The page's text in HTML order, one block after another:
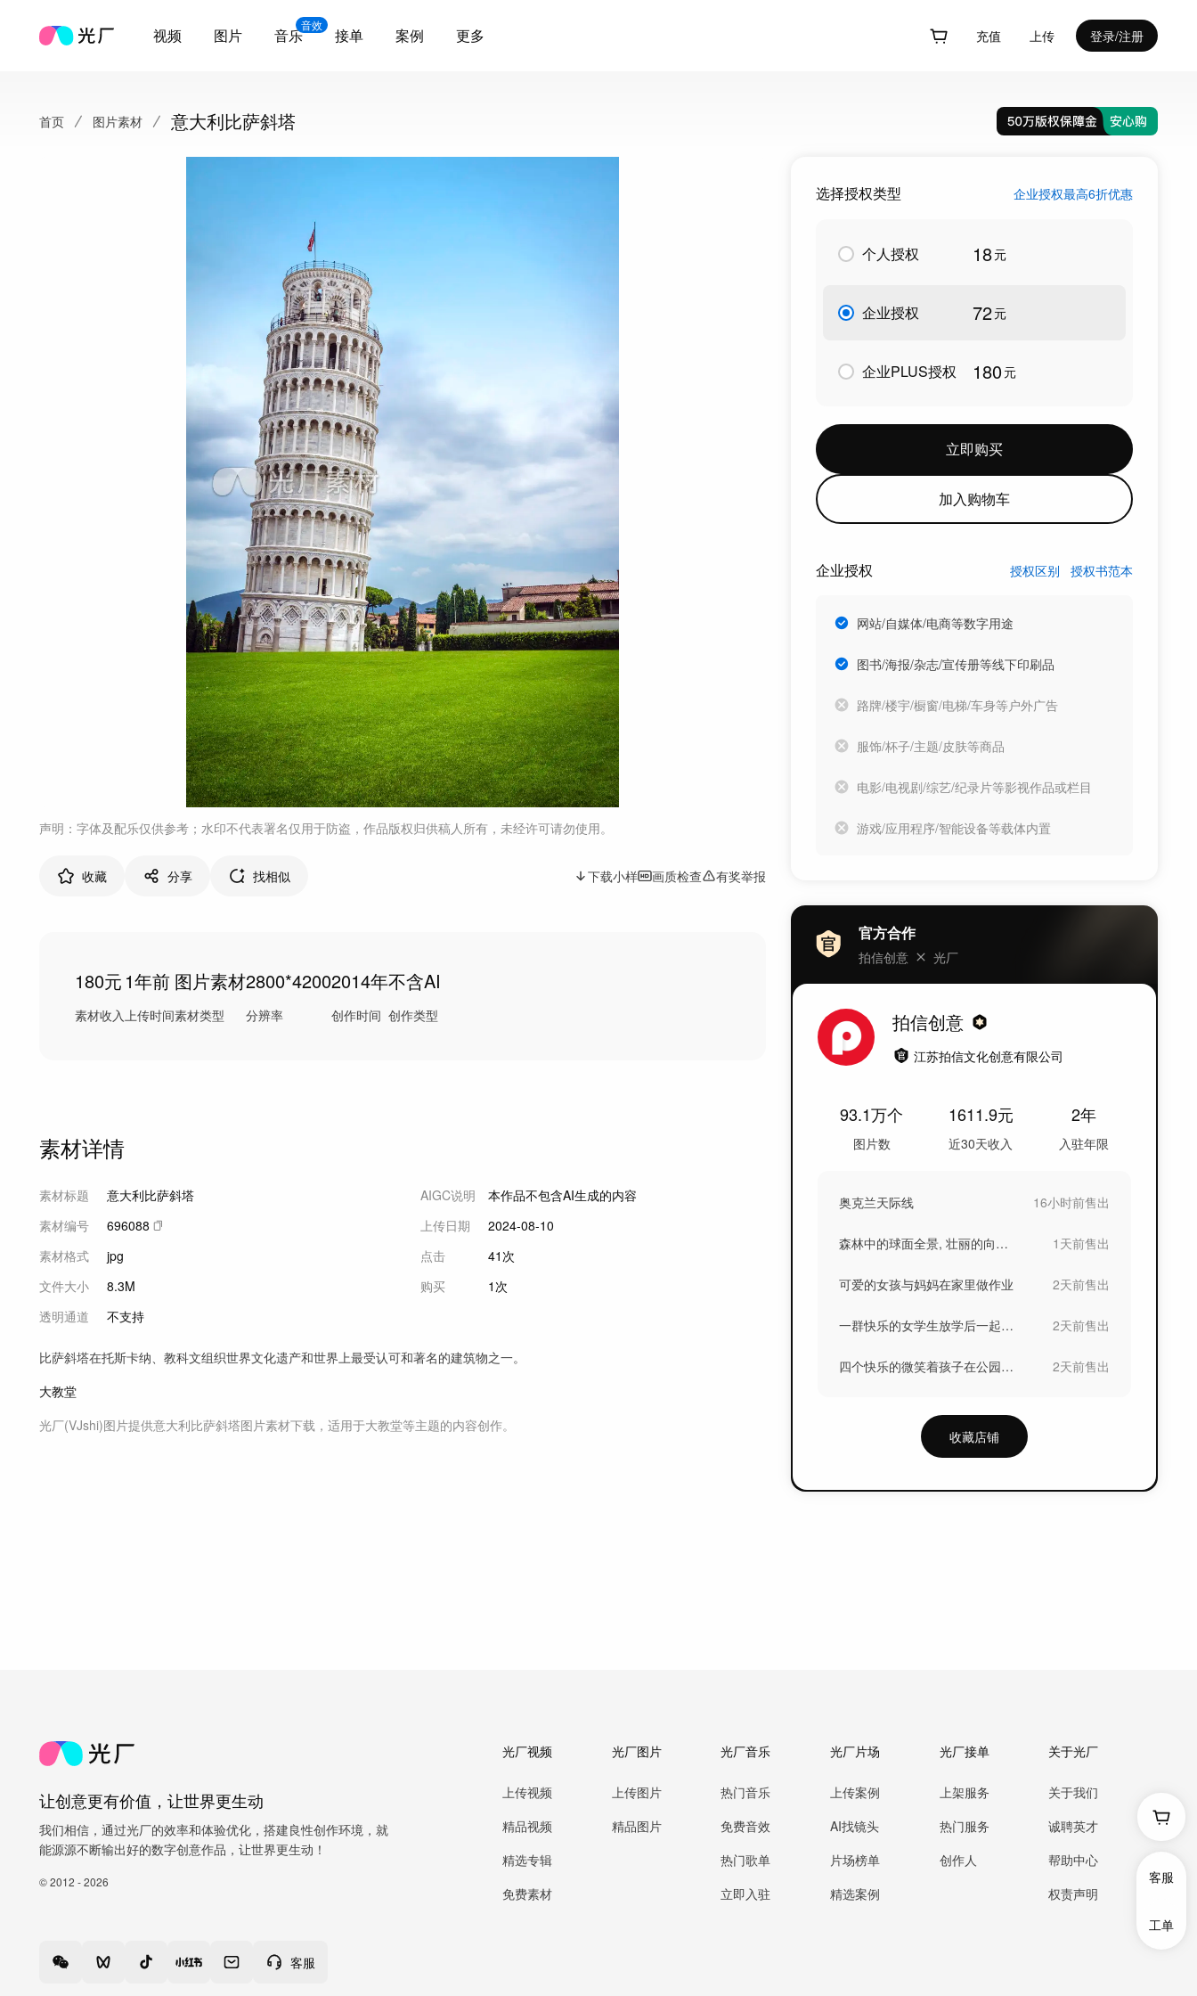
视频 图片
音效
音乐 接单 案例 更多 充值 上传 登录/注册
首页 图片素材 意大利比萨斜塔
声明：字体及配乐仅供参考；水印不代表署名仅用于防盗，作品版权归供稿人所有，未经许可请勿使用。
收藏 分享 找相似 下载小样 画质检查 有奖举报
180元
素材收入
1年前
上传时间
图片素材
素材类型
2800*4200
分辨率
2014年
创作时间
不含AI
创作类型
素材详情
素材标题
意大利比萨斜塔
素材编号
696088
素材格式
jpg
文件大小
8.3M
透明通道
不支持
AIGC说明
本作品不包含AI生成的内容
上传日期
2024-08-10
点击
41次
购买
1次
比萨斜塔在托斯卡纳、教科文组织世界文化遗产和世界上最受认可和著名的建筑物之一。
大教堂
光厂(VJshi)图片提供意大利比萨斜塔图片素材下载，适用于大教堂等主题的内容创作。
选择授权类型 企业授权最高6折优惠
个人授权 18元
企业授权 72元
企业PLUS授权 180元
立即购买
加入购物车
企业授权 授权区别 授权书范本
网站/自媒体/电商等数字用途
图书/海报/杂志/宣传册等线下印刷品
路牌/楼宇/橱窗/电梯/车身等户外广告
服饰/杯子/主题/皮肤等商品
电影/电视剧/综艺/纪录片等影视作品或栏目
游戏/应用程序/智能设备等载体内置
官方合作
拍信创意 光厂
拍信创意
江苏拍信文化创意有限公司
93.1万个
图片数
1611.9元
近30天收入
2年
入驻年限
奥克兰天际线 16小时前售出
森林中的球面全景, 壮丽的向上视图 1天前售出
可爱的女孩与妈妈在家里做作业 2天前售出
一群快乐的女学生放学后一起走在一起的笔记 2天前售出
四个快乐的微笑着孩子在公园里玩 2天前售出
收藏店铺
客服
工单
让创意更有价值，让世界更生动
我们相信，通过光厂的效率和体验优化，搭建良性创作环境，就
能源源不断输出好的数字创意作品，让世界更生动！
© 2012 - 2026
客服
光厂视频
上传视频
精品视频
精选专辑
免费素材
光厂图片
上传图片
精品图片
光厂音乐
热门音乐
免费音效
热门歌单
立即入驻
光厂片场
上传案例
AI找镜头
片场榜单
精选案例
光厂接单
上架服务
热门服务
创作人
关于光厂
关于我们
诚聘英才
帮助中心
权责声明